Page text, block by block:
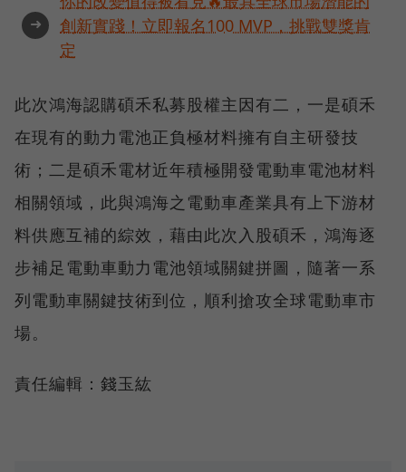
➜
創新實踐！立即報名100 MVP，挑戰雙獎肯
定
此次鴻海認購碩禾私募股權主因有二，一是碩禾
在現有的動力電池正負極材料擁有自主研發技
術；二是碩禾電材近年積極開發電動車電池材料
相關領域，此與鴻海之電動車產業具有上下游材
料供應互補的綜效，藉由此次入股碩禾，鴻海逐
步補足電動車動力電池領域關鍵拼圖，隨著一系
列電動車關鍵技術到位，順利搶攻全球電動車市
場。
責任編輯：錢玉紘